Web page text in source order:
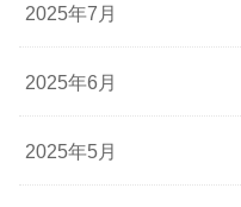
2025年7月
2025年6月
2025年5月